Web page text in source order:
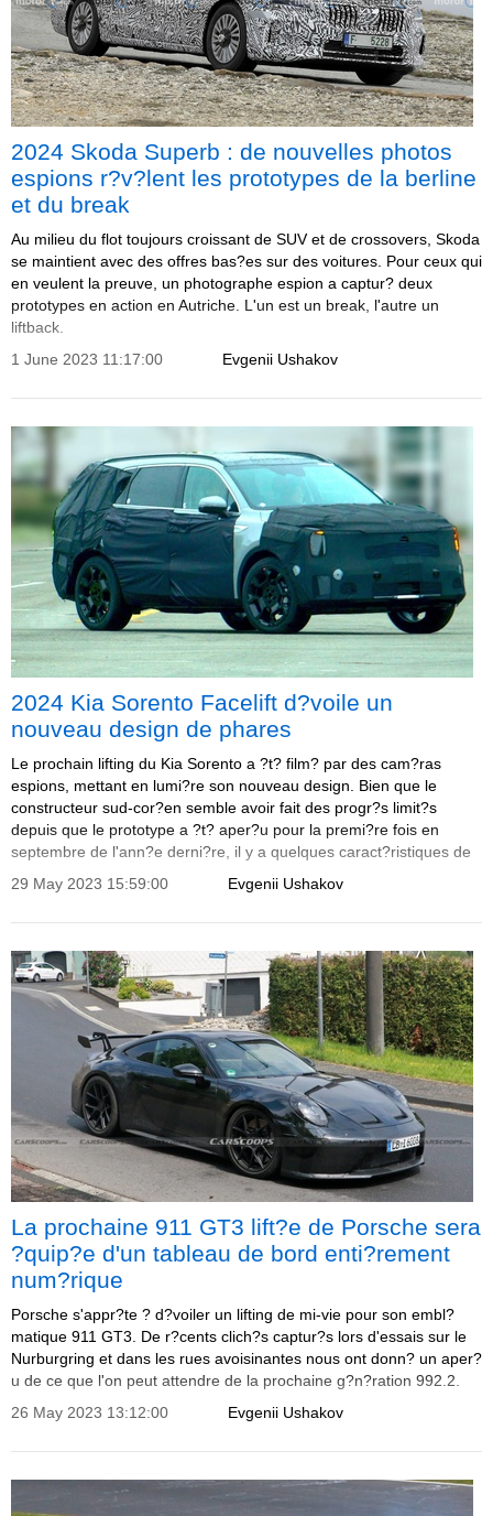
2024 Skoda Superb : de nouvelles photos
espions r?v?lent les prototypes de la berline
et du break
Au milieu du flot toujours croissant de SUV et de crossovers, Skoda
se maintient avec des offres bas?es sur des voitures. Pour ceux qui
en veulent la preuve, un photographe espion a captur? deux
prototypes en action en Autriche. L'un est un break, l'autre un
liftback.
Evgenii Ushakov
1 June 2023 11:17:00
2024 Kia Sorento Facelift d?voile un
nouveau design de phares
Le prochain lifting du Kia Sorento a ?t? film? par des cam?ras
espions, mettant en lumi?re son nouveau design. Bien que le
constructeur sud-cor?en semble avoir fait des progr?s limit?s
depuis que le prototype a ?t? aper?u pour la premi?re fois en
septembre de l'ann?e derni?re, il y a quelques caract?ristiques de
Evgenii Ushakov
29 May 2023 15:59:00
La prochaine 911 GT3 lift?e de Porsche sera
?quip?e d'un tableau de bord enti?rement
num?rique
Porsche s'appr?te ? d?voiler un lifting de mi-vie pour son embl?
matique 911 GT3. De r?cents clich?s captur?s lors d'essais sur le
Nurburgring et dans les rues avoisinantes nous ont donn? un aper?
u de ce que l'on peut attendre de la prochaine g?n?ration 992.2.
Evgenii Ushakov
26 May 2023 13:12:00